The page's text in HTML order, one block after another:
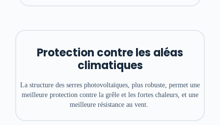
Protection contre les aléas
climatiques
La structure des serres photovoltaïques, plus robuste, permet une
meilleure protection contre la grêle et les fortes chaleurs, et une
meilleure résistance au vent.